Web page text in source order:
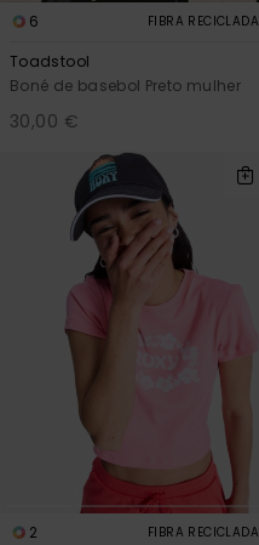
6 FIBRA RECICLADA
Toadstool
Boné de basebol Preto mulher
30,00 €
2 FIBRA RECICLADA